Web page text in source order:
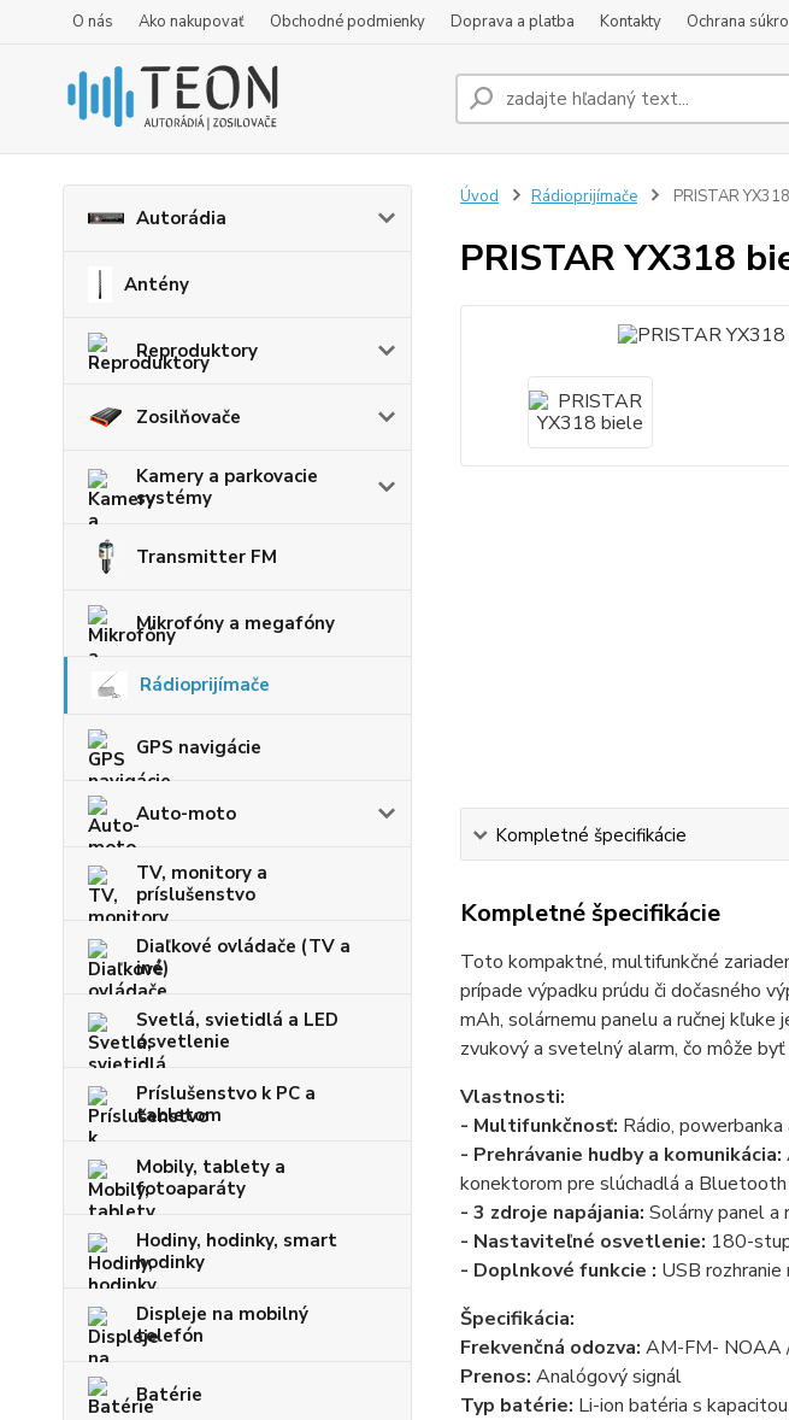
O nás Ako nakupovať Obchodné podmienky Doprava a platba Kontakty Ochrana
Autorádia
Antény
Reproduktory
Zosilňovače
Kamery a parkovacie
systémy
Transmitter FM
Mikrofóny a megafóny
Rádioprijímače
GPS navigácie
Auto-moto
TV, monitory a
príslušenstvo
Diaľkové ovládače (TV a
iné)
Svetlá, svietidlá a LED
osvetlenie
Príslušenstvo k PC a
tabletom
Mobily, tablety a
fotoaparáty
Hodiny, hodinky, smart
hodinky
Displeje na mobilný
telefón
Batérie
Úvod Rádioprijímače PRISTAR
PRISTAR YX318
Kompletné špecifikácie
Kompletné špecifikácie
Toto kompaktné, multifunkčné
prípade výpadku prúdu či dočasného
mAh, solárnemu panelu a ručnej kľuke
zvukový a svetelný alarm, čo môže
Vlastnosti:
- Multifunkčnosť: Rádio,
- Prehrávanie hudby a komunikácia:
konektorom pre slúchadlá a
- 3 zdroje napájania: Solárny panel a
- Nastaviteľné osvetlenie: 180-
- Doplnkové funkcie : USB rozhranie
Špecifikácia:
Frekvenčná odozva: AM-FM- NOAA
Prenos: Analógový signál
Typ batérie: Li-ion batéria s